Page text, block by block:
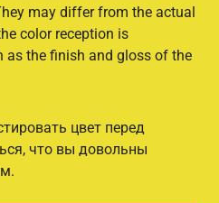
may differ from the actual
color reception is
as the finish and gloss of the
цвет перед
что вы довольны